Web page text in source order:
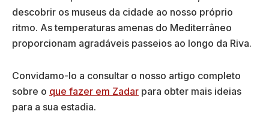
descobrir os museus da cidade ao nosso próprio
ritmo. As temperaturas amenas do Mediterrâneo
proporcionam agradáveis passeios ao longo da Riva.
Convidamo-lo a consultar o nosso artigo completo
sobre o que fazer em Zadar para obter mais ideias
para a sua estadia.